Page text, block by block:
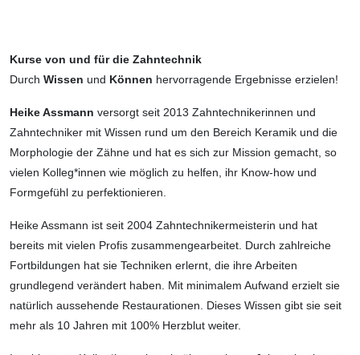
Kurse von und für die Zahntechnik
Durch Wissen und Können hervorragende Ergebnisse erzielen!
Heike Assmann versorgt seit 2013 Zahntechnikerinnen und
Zahntechniker mit Wissen rund um den Bereich Keramik und die
Morphologie der Zähne und hat es sich zur Mission gemacht, so
vielen Kolleg*innen wie möglich zu helfen, ihr Know-how und
Formgefühl zu perfektionieren.
Heike Assmann ist seit 2004 Zahntechnikermeisterin und hat
bereits mit vielen Profis zusammengearbeitet. Durch zahlreiche
Fortbildungen hat sie Techniken erlernt, die ihre Arbeiten
grundlegend verändert haben. Mit minimalem Aufwand erzielt sie
natürlich aussehende Restaurationen. Dieses Wissen gibt sie seit
mehr als 10 Jahren mit 100% Herzblut weiter.